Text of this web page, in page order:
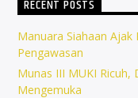
RECENT POSTS
Manuara Siahaan Ajak
Pengawasan
Munas III MUKI Ricuh,
Mengemuka